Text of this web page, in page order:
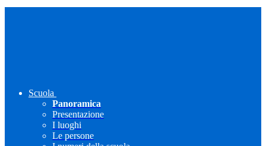
Scuola
Panoramica
Presentazione
I luoghi
Le persone